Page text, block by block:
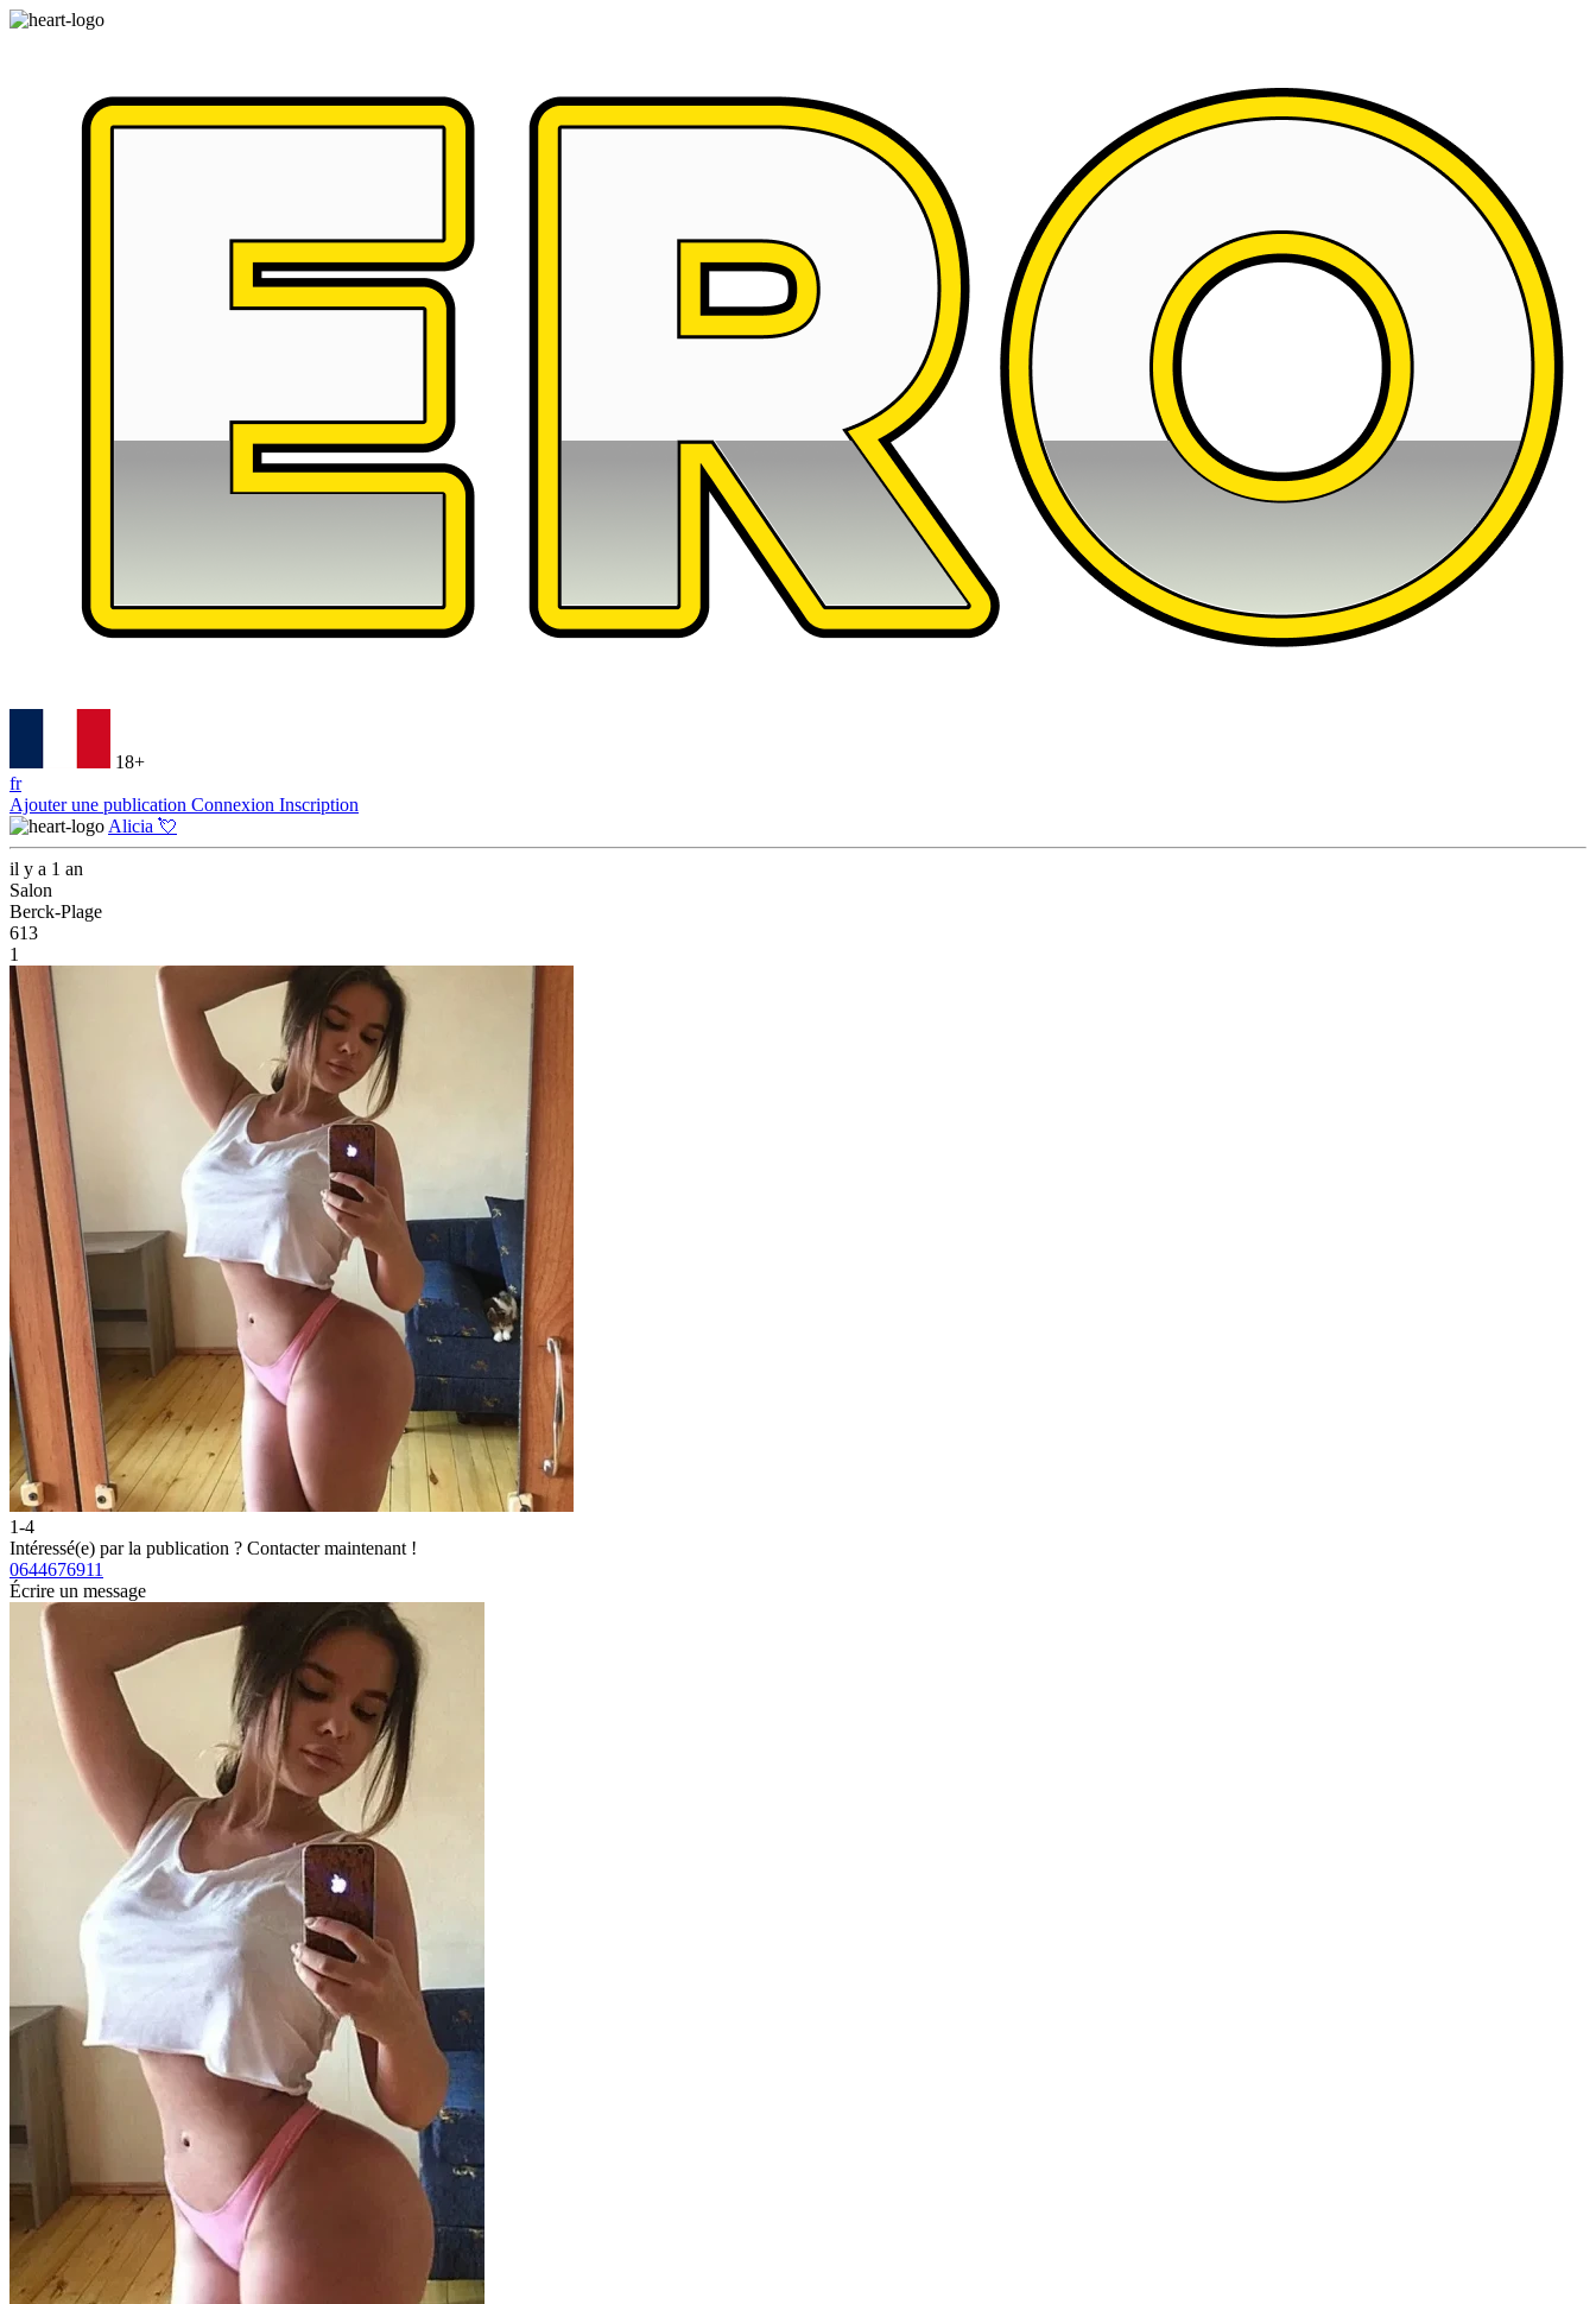
18+
fr
Ajouter une publication Connexion Inscription
Alicia 💘
il y a 1 an
Salon
Berck-Plage
613
1
1-4
Intéressé(e) par la publication ? Contacter maintenant !
0644676911
Écrire un message